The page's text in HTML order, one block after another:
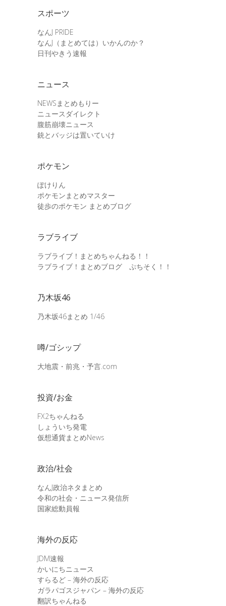
スポーツ
なんJ PRIDE
なんJ（まとめては）いかんのか？
日刊やきう速報
ニュース
NEWSまとめもりー
ニュースダイレクト
腹筋崩壊ニュース
銃とバッジは置いていけ
ポケモン
ぽけりん
ポケモンまとめマスター
徒歩のポケモン まとめブログ
ラブライブ
ラブライブ！まとめちゃんねる！！
ラブライブ！まとめブログ ぷちそく！！
乃木坂46
乃木坂46まとめ 1/46
噂/ゴシップ
大地震・前兆・予言.com
投資/お金
FX2ちゃんねる
しょういち発電
仮想通貨まとめNews
政治/社会
なんJ政治ネタまとめ
令和の社会・ニュース発信所
国家総動員報
海外の反応
JDM速報
かいにちニュース
すらるど – 海外の反応
ガラパゴスジャパン – 海外の反応
翻訳ちゃんねる